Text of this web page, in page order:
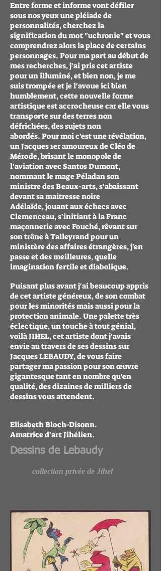
Entre forme et informe vont défiler
sous nos yeux une pléiade de
personnalités, cherchez la
signification du mot "uchronie" et vous
comprendrez alors la place de certains
personnages. Pour ma part au début de
mes recherches, j'ai pris cet artiste
pour un illuminé, et bien non, je me
suis trompée et je l'avoue ici bien
humblement, cette nouvelle forme
artistique est accrocheuse car elle vous
transporte sur des terres non
défrichées, des sujets non
abordés. Pour moi c'est une révélation,
un Jacques 1er amoureux de Cléo de
Mérode, brisant le monopole de
l'aviation avec Santos Dumont,
nommant le mage Péladan son
ministre des Beaux-arts, s'abaissant
devant sa maitresse noire
Adélaïde, jouant aux échecs avec
Clemenceau, s'initiant à la Franc
maçonnerie avec Fouché, rêvant sur
son trône à Talleyrand pour un
ministère des affaires étrangères, j'en
passe et des meilleures, quelle
imagination fertile et diabolique.
Puisant plus avant j'ai beaucoup appris
de cet artiste généreux, de son combat
pour les minorités mais aussi pour la
protection animale. Une palette très
éclectique, un touche à tout génial,
voilà JIHEL, cet artiste dont j'avais
envie au travers de ses dessins sur
Jacques LEBAUDY, de vous faire
partager ma passion pour son œuvre
gigantesque tant en nombre qu'en
qualité, des dizaines de milliers de
dessins vous attendent.
Elisabeth Bloch-Disonn.
Amatrice d'art Jihélien.
Dessins de Lebaudy
collection privée de Jihel